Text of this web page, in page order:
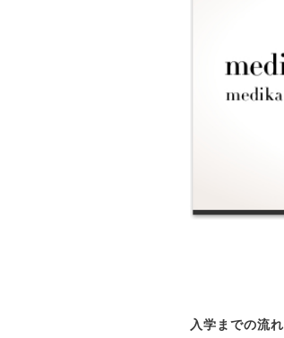
入学までの流れ